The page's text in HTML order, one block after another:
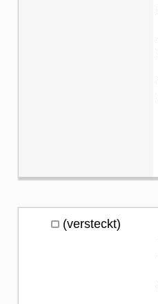
(versteckt)